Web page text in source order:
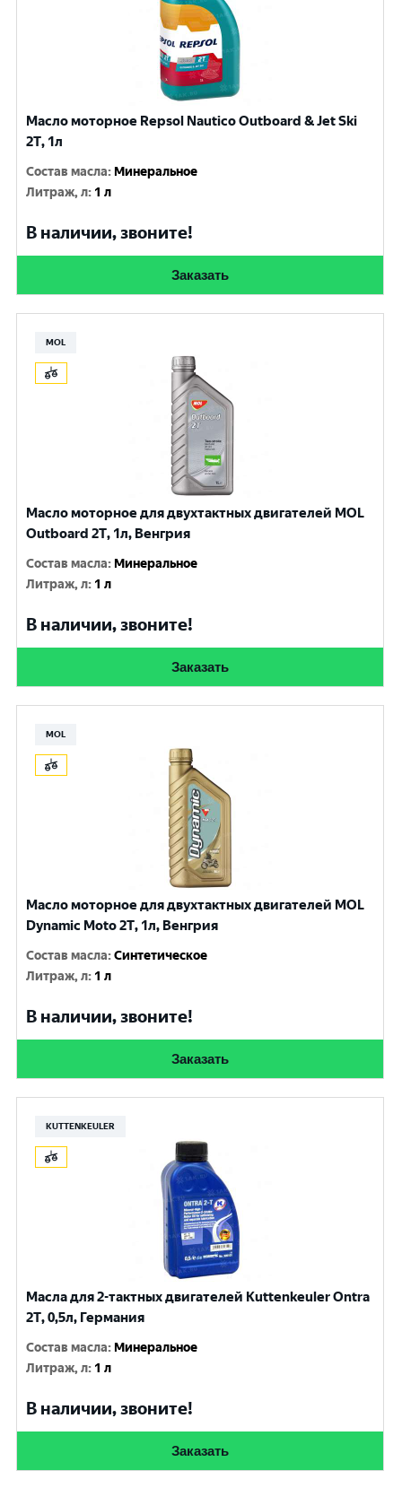
Масло моторное Repsol Nautico Outboard & Jet Ski
2T, 1л
Состав масла: Минеральное
Литраж, л: 1 л
В наличии, звоните!
Заказать
MOL
Масло моторное для двухтактных двигателей MOL
Outboard 2T, 1л, Венгрия
Состав масла: Минеральное
Литраж, л: 1 л
В наличии, звоните!
Заказать
MOL
Масло моторное для двухтактных двигателей MOL
Dynamic Moto 2T, 1л, Венгрия
Состав масла:Синтетическое
Литраж, л: 1 л
В наличии, звоните!
Заказать
KUTTENKEULER
Масла для 2-тактных двигателей Kuttenkeuler Ontra
2T, 0,5л, Германия
Состав масла: Минеральное
Литраж, л: 1 л
В наличии, звоните!
Заказать